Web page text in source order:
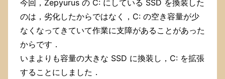
今回，Zepyurus の C: にしている SSD を換装した
のは，劣化したからではなく，C: の空き容量が少
なくなってきていて作業に支障があることがあった
からです．
いまよりも容量の大きな SSD に換装し，C: を拡張
することにしました．